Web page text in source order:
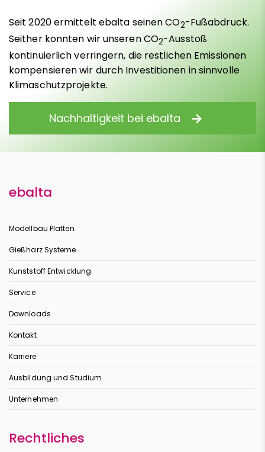
Seit 2020 ermittelt ebalta seinen CO2-Fußabdruck.
Seither konnten wir unseren CO2-Ausstoß
kontinuierlich verringern, die restlichen Emissionen
kompensieren wir durch Investitionen in sinnvolle
Klimaschutzprojekte.
Nachhaltigkeit bei ebalta
ebalta
Modellbau Platten
Gießharz Systeme
Kunststoff Entwicklung
Service
Downloads
Kontakt
Karriere
Ausbildung und Studium
Unternehmen
Rechtliches